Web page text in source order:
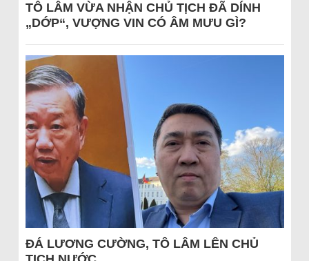
TÔ LÂM VỪA NHẬN CHỦ TỊCH ĐÃ DÍNH
„DỚP“, VƯỢNG VIN CÓ ÂM MƯU GÌ?
ĐÁ LƯƠNG CƯỜNG, TÔ LÂM LÊN CHỦ